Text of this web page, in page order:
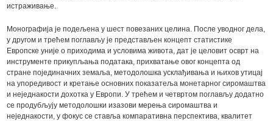
истраживање.
Монографија је подељена у шест повезаних целина. После уводног дела,
у другом и трећем поглављу је представљен концепт статистике
Европске уније о приходима и условима живота, дат је целовит осврт на
инструменте прикупљања података, прихватање овог концепта од
стране појединачних земаља, методолошка усклађивања и њихов утицај
на упоредивост и кретање основних показатеља монетарног сиромаштва
и неједнакости дохотка у Европи. У трећем и четвртом поглављу додатно
се продубљују методолошки изазови мерења сиромаштва и
неједнакости, у фокус се ставља компаративна перспектива, квалитет